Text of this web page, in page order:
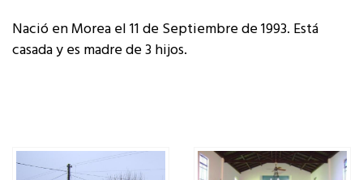
Nació en Morea el 11 de Septiembre de 1993. Está
casada y es madre de 3 hijos.